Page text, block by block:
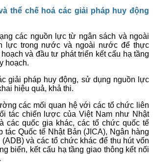
thể chế hoá các giải pháp huy động
các nguồn lực từ ngân sách và ngoài
lực trong nước và ngoài nước để thực
và đầu tư phát triển kết cấu hạ tầng
hoạch.
giải pháp huy động, sử dụng nguồn lực
hiệu quả, khả thi.
các mối quan hệ với các tổ chức liên
tác chiến lược của Việt Nam như Nhật
các quốc gia khác, các tổ chức quốc tế
tác Quốc tế Nhật Bản (JICA), Ngân hàng
(ADB) và các tổ chức khác để thu hút vốn
biển, kết cấu hạ tầng giao thông kết nối